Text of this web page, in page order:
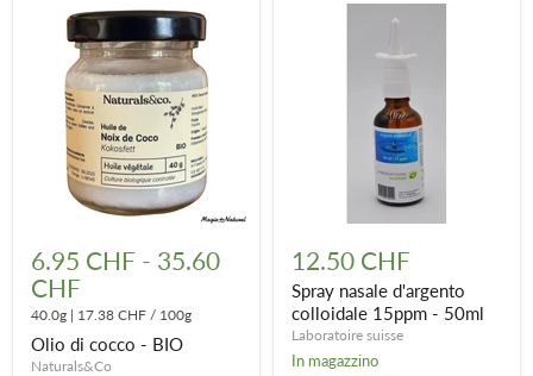
di
cocco
BIO
6.95 CHF - 35.60
CHF
40.0g | 17.38 CHF / 100g
Olio di cocco - BIO
Naturals&Co
nasale
d'argento
colloidale
15ppm
50ml
12.50 CHF
Spray nasale d'argento
colloidale 15ppm - 50ml
Laboratoire suisse
In magazzino